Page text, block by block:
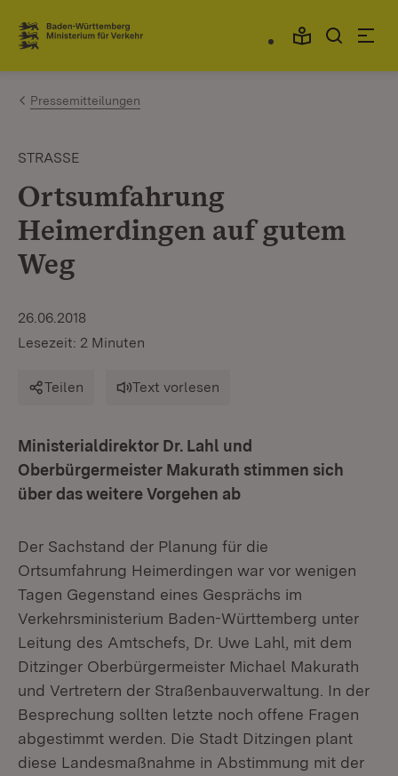
Zum Inhalt springen
Link zur Startseite
Pressemitteilungen
STRASSE
Ortsumfahrung
Heimerdingen auf gutem
Weg
26.06.2018
Lesezeit: 2 Minuten
Teilen Text vorlesen
Ministerialdirektor Dr. Lahl und
Oberbürgermeister Makurath stimmen sich
über das weitere Vorgehen ab
Der Sachstand der Planung für die
Ortsumfahrung Heimerdingen war vor wenigen
Tagen Gegenstand eines Gesprächs im
Verkehrsministerium Baden-Württemberg unter
Leitung des Amtschefs, Dr. Uwe Lahl, mit dem
Ditzinger Oberbürgermeister Michael Makurath
und Vertretern der Straßenbauverwaltung. In der
Besprechung sollten letzte noch offene Fragen
abgestimmt werden. Die Stadt Ditzingen plant
diese Landesmaßnahme in Abstimmung mit der